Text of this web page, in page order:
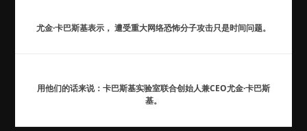
尤金·卡巴斯基表示， 遭受重大网络恐怖分子攻击只是时间问题。
用他们的话来说：卡巴斯基实验室联合创始人兼CEO尤金·卡巴斯
基。